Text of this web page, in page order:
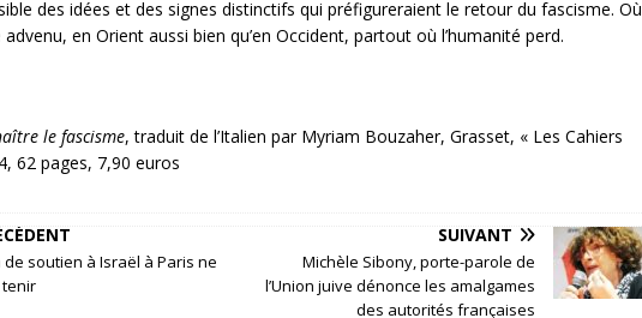
des idées et des signes distinctifs qui préfigureraient le retour du fascisme. Où
en Orient aussi bien qu’en Occident, partout où l’humanité perd.
le fascisme, traduit de l’Italien par Myriam Bouzaher, Grasset, « Les Cahiers
62 pages, 7,90 euros
de soutien à Israël à Paris ne
SUIVANT
Michèle Sibony, porte-parole de
l’Union juive dénonce les amalgames
des autorités françaises